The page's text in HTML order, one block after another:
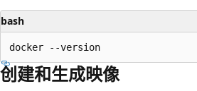
bash
创建和生成映像